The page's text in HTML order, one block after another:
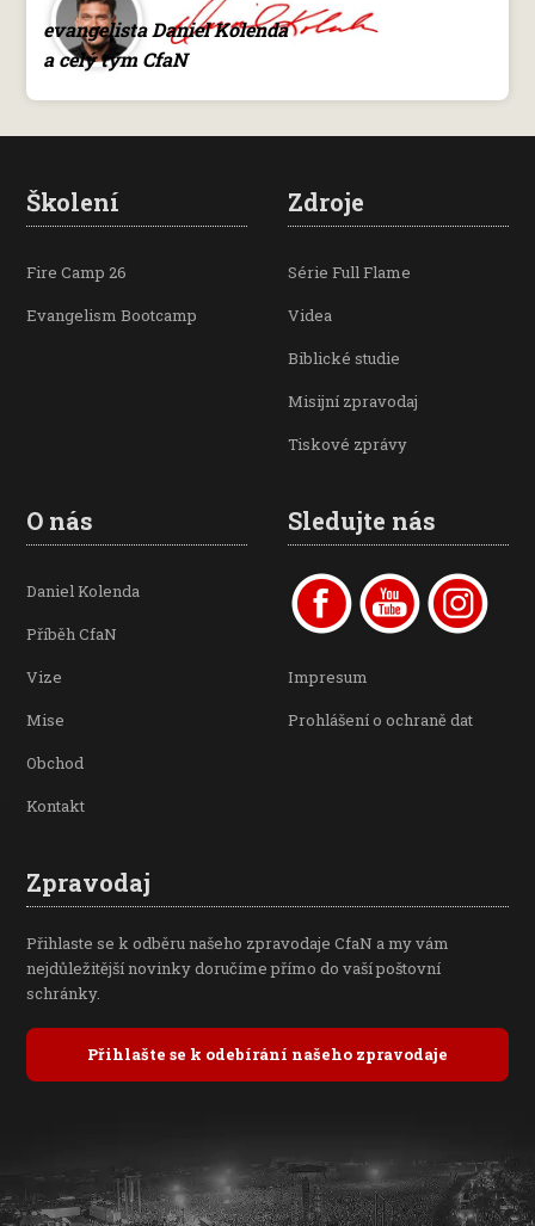
evangelista Daniel Kolenda
a celý tým CfaN
Školení
Fire Camp 26
Evangelism Bootcamp
Zdroje
Série Full Flame
Videa
Biblické studie
Misijní zpravodaj
Tiskové zprávy
O nás
Daniel Kolenda
Příběh CfaN
Vize
Mise
Obchod
Kontakt
Sledujte nás
Impresum
Prohlášení o ochraně dat
Zpravodaj
Přihlaste se k odběru našeho zpravodaje CfaN a my vám
nejdůležitější novinky doručíme přímo do vaší poštovní
schránky.
Přihlašte se k odebírání našeho zpravodaje